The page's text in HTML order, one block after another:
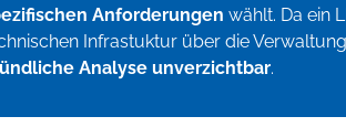
Anforderungen wählt. Da ein
Infrastuktur über die
Analyse unverzichtbar.